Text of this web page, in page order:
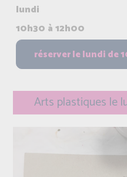
lundi
10h30 à 12h00
Arts plastiques le